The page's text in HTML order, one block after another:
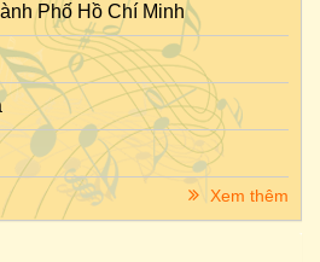
Phố Hồ Chí Minh
Xem thêm